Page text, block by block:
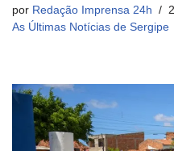
por Redação Imprensa 24h
As Últimas Notícias de Sergipe